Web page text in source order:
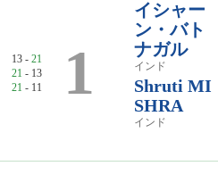
13 - 21
21 - 13
21 - 11 1
イシャー
ン・バト
ナガル
インド
Shruti MI
SHRA
インド